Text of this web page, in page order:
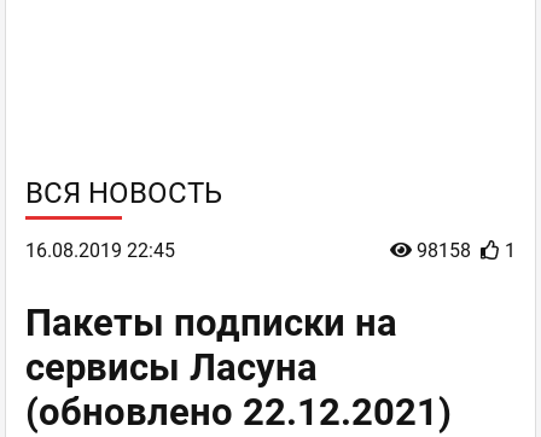
ВСЯ НОВОСТЬ
98158 1
16.08.2019 22:45
Пакеты подписки на
сервисы Ласуна
(обновлено 22.12.2021)